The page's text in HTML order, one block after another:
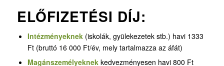
ELŐFIZETÉSI DÍJ:
Intézményeknek (iskolák, gyülekezetek stb.) havi 1333
Ft (bruttó 16 000 Ft/év, mely tartalmazza az áfát)
Magánszemélyeknekkedvezményesen havi 800 Ft